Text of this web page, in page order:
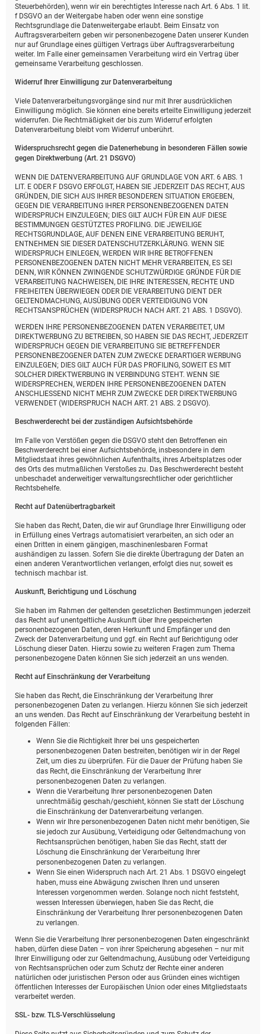
Steuerbehörden), wenn wir ein berechtigtes Interesse nach Art. 6 Abs. 1 lit.
f DSGVO an der Weitergabe haben oder wenn eine sonstige
Rechtsgrundlage die Datenweitergabe erlaubt. Beim Einsatz von
Auftragsverarbeitern geben wir personenbezogene Daten unserer Kunden
nur auf Grundlage eines gültigen Vertrags über Auftragsverarbeitung
weiter. Im Falle einer gemeinsamen Verarbeitung wird ein Vertrag über
gemeinsame Verarbeitung geschlossen.
Widerruf Ihrer Einwilligung zur Datenverarbeitung
Viele Datenverarbeitungsvorgänge sind nur mit Ihrer ausdrücklichen
Einwilligung möglich. Sie können eine bereits erteilte Einwilligung jederzeit
widerrufen. Die Rechtmäßigkeit der bis zum Widerruf erfolgten
Datenverarbeitung bleibt vom Widerruf unberührt.
Widerspruchsrecht gegen die Datenerhebung in besonderen Fällen sowie
gegen Direktwerbung (Art. 21 DSGVO)
WENN DIE DATENVERARBEITUNG AUF GRUNDLAGE VON ART. 6 ABS. 1
LIT. E ODER F DSGVO ERFOLGT, HABEN SIE JEDERZEIT DAS RECHT, AUS
GRÜNDEN, DIE SICH AUS IHRER BESONDEREN SITUATION ERGEBEN,
GEGEN DIE VERARBEITUNG IHRER PERSONENBEZOGENEN DATEN
WIDERSPRUCH EINZULEGEN; DIES GILT AUCH FÜR EIN AUF DIESE
BESTIMMUNGEN GESTÜTZTES PROFILING. DIE JEWEILIGE
RECHTSGRUNDLAGE, AUF DENEN EINE VERARBEITUNG BERUHT,
ENTNEHMEN SIE DIESER DATENSCHUTZERKLÄRUNG. WENN SIE
WIDERSPRUCH EINLEGEN, WERDEN WIR IHRE BETROFFENEN
PERSONENBEZOGENEN DATEN NICHT MEHR VERARBEITEN, ES SEI
DENN, WIR KÖNNEN ZWINGENDE SCHUTZWÜRDIGE GRÜNDE FÜR DIE
VERARBEITUNG NACHWEISEN, DIE IHRE INTERESSEN, RECHTE UND
FREIHEITEN ÜBERWIEGEN ODER DIE VERARBEITUNG DIENT DER
GELTENDMACHUNG, AUSÜBUNG ODER VERTEIDIGUNG VON
RECHTSANSPRÜCHEN (WIDERSPRUCH NACH ART. 21 ABS. 1 DSGVO).
WERDEN IHRE PERSONENBEZOGENEN DATEN VERARBEITET, UM
DIREKTWERBUNG ZU BETREIBEN, SO HABEN SIE DAS RECHT, JEDERZEIT
WIDERSPRUCH GEGEN DIE VERARBEITUNG SIE BETREFFENDER
PERSONENBEZOGENER DATEN ZUM ZWECKE DERARTIGER WERBUNG
EINZULEGEN; DIES GILT AUCH FÜR DAS PROFILING, SOWEIT ES MIT
SOLCHER DIREKTWERBUNG IN VERBINDUNG STEHT. WENN SIE
WIDERSPRECHEN, WERDEN IHRE PERSONENBEZOGENEN DATEN
ANSCHLIESSEND NICHT MEHR ZUM ZWECKE DER DIREKTWERBUNG
VERWENDET (WIDERSPRUCH NACH ART. 21 ABS. 2 DSGVO).
Beschwerde­recht bei der zuständigen Aufsichts­behörde
Im Falle von Verstößen gegen die DSGVO steht den Betroffenen ein
Beschwerderecht bei einer Aufsichtsbehörde, insbesondere in dem
Mitgliedstaat ihres gewöhnlichen Aufenthalts, ihres Arbeitsplatzes oder
des Orts des mutmaßlichen Verstoßes zu. Das Beschwerderecht besteht
unbeschadet anderweitiger verwaltungsrechtlicher oder gerichtlicher
Rechtsbehelfe.
Recht auf Daten­übertrag­barkeit
Sie haben das Recht, Daten, die wir auf Grundlage Ihrer Einwilligung oder
in Erfüllung eines Vertrags automatisiert verarbeiten, an sich oder an
einen Dritten in einem gängigen, maschinenlesbaren Format
aushändigen zu lassen. Sofern Sie die direkte Übertragung der Daten an
einen anderen Verantwortlichen verlangen, erfolgt dies nur, soweit es
technisch machbar ist.
Auskunft, Berichtigung und Löschung
Sie haben im Rahmen der geltenden gesetzlichen Bestimmungen jederzeit
das Recht auf unentgeltliche Auskunft über Ihre gespeicherten
personenbezogenen Daten, deren Herkunft und Empfänger und den
Zweck der Datenverarbeitung und ggf. ein Recht auf Berichtigung oder
Löschung dieser Daten. Hierzu sowie zu weiteren Fragen zum Thema
personenbezogene Daten können Sie sich jederzeit an uns wenden.
Recht auf Einschränkung der Verarbeitung
Sie haben das Recht, die Einschränkung der Verarbeitung Ihrer
personenbezogenen Daten zu verlangen. Hierzu können Sie sich jederzeit
an uns wenden. Das Recht auf Einschränkung der Verarbeitung besteht in
folgenden Fällen:
Wenn Sie die Richtigkeit Ihrer bei uns gespeicherten
personenbezogenen Daten bestreiten, benötigen wir in der Regel
Zeit, um dies zu überprüfen. Für die Dauer der Prüfung haben Sie
das Recht, die Einschränkung der Verarbeitung Ihrer
personenbezogenen Daten zu verlangen.
Wenn die Verarbeitung Ihrer personenbezogenen Daten
unrechtmäßig geschah/geschieht, können Sie statt der Löschung
die Einschränkung der Datenverarbeitung verlangen.
Wenn wir Ihre personenbezogenen Daten nicht mehr benötigen, Sie
sie jedoch zur Ausübung, Verteidigung oder Geltendmachung von
Rechtsansprüchen benötigen, haben Sie das Recht, statt der
Löschung die Einschränkung der Verarbeitung Ihrer
personenbezogenen Daten zu verlangen.
Wenn Sie einen Widerspruch nach Art. 21 Abs. 1 DSGVO eingelegt
haben, muss eine Abwägung zwischen Ihren und unseren
Interessen vorgenommen werden. Solange noch nicht feststeht,
wessen Interessen überwiegen, haben Sie das Recht, die
Einschränkung der Verarbeitung Ihrer personenbezogenen Daten
zu verlangen.
Wenn Sie die Verarbeitung Ihrer personenbezogenen Daten eingeschränkt
haben, dürfen diese Daten – von ihrer Speicherung abgesehen – nur mit
Ihrer Einwilligung oder zur Geltendmachung, Ausübung oder Verteidigung
von Rechtsansprüchen oder zum Schutz der Rechte einer anderen
natürlichen oder juristischen Person oder aus Gründen eines wichtigen
öffentlichen Interesses der Europäischen Union oder eines Mitgliedstaats
verarbeitet werden.
SSL- bzw. TLS-Verschlüsselung